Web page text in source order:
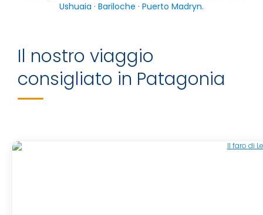
Ushuaia · Bariloche · Puerto Madryn.
Il nostro viaggio
consigliato in Patagonia